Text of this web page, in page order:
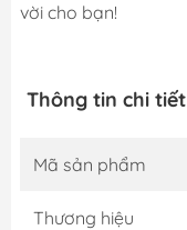
vời cho bạn!
Thông tin chi tiết
Mã sản phẩm
Thương hiệu